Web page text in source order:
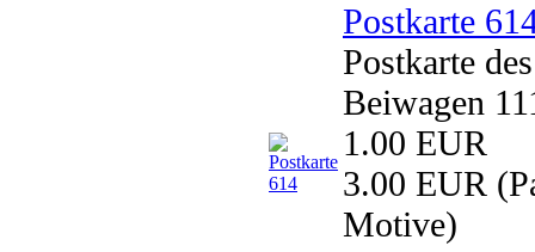
Postkarte
Postkarte
Beiwagen
1.00 EUR
3.00 EUR
Motive)